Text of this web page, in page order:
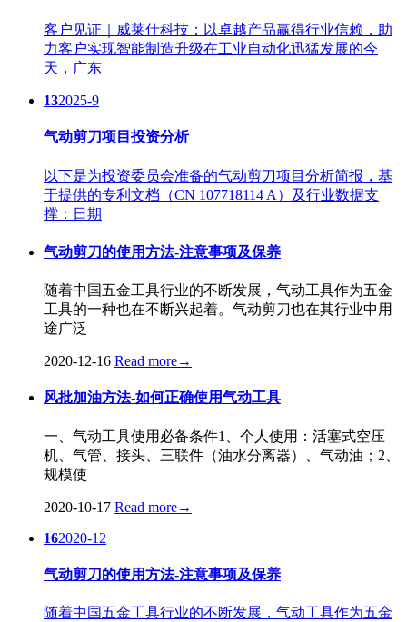
客户见证｜威莱仕科技：以卓越产品赢得行业信赖，助
力客户实现智能制造升级在工业自动化迅猛发展的今
天，广东
132025-9
气动剪刀项目投资分析
以下是为投资委员会准备的气动剪刀项目分析简报，基
于提供的专利文档（CN 107718114 A）及行业数据支
撑：日期
气动剪刀的使用方法-注意事项及保养
随着中国五金工具行业的不断发展，气动工具作为五金
工具的一种也在不断兴起着。气动剪刀也在其行业中用
途广泛
2020-12-16 Read more→
风批加油方法-如何正确使用气动工具
一、气动工具使用必备条件1、个人使用：活塞式空压
机、气管、接头、三联件（油水分离器）、气动油；2、
规模使
2020-10-17 Read more→
162020-12
气动剪刀的使用方法-注意事项及保养
随着中国五金工具行业的不断发展，气动工具作为五金